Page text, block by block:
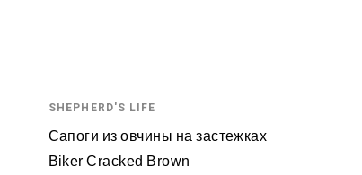
SHEPHERD'S LIFE
Сапоги из овчины на застежках
Biker Cracked Brown